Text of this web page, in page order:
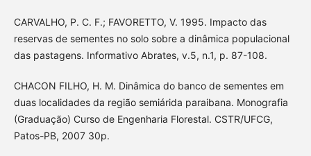
CARVALHO, P. C. F.; FAVORETTO, V. 1995. Impacto das
reservas de sementes no solo sobre a dinâmica populacional
das pastagens. Informativo Abrates, v.5, n.1, p. 87-108.
CHACON FILHO, H. M. Dinâmica do banco de sementes em
duas localidades da região semiárida paraibana. Monografia
(Graduação) Curso de Engenharia Florestal. CSTR/UFCG,
Patos-PB, 2007 30p.